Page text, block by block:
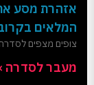
אזהרת מסע
המלאים
צופים מצפים
מעבר לסדרה